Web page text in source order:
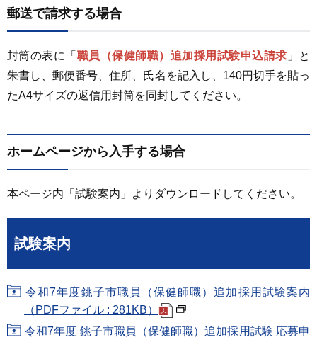
郵送で請求する場合
封筒の表に「 職員（保健師職）追加採用試験申込請求 」と
朱書し、郵便番号、住所、氏名を記入し、140円切手を貼っ
たA4サイズの返信用封筒を同封してください。
ホームページから入手する場合
本ページ内「試験案内」よりダウンロードしてください。
試験案内
令和7年度銚子市職員（保健師職）追加採用試験案内
（PDFファイル : 281KB）
令和7年度 銚子市職員（保健師職）追加採用試験 応募申